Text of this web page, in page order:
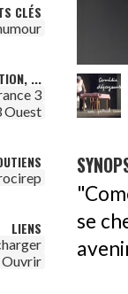
CLÉS
...
3
Ouest
LIENS
Ouvrir
se